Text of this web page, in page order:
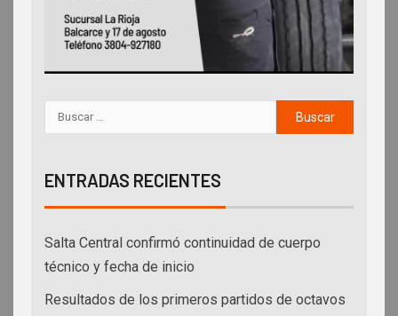
ENTRADAS RECIENTES
Salta Central confirmó continuidad de cuerpo
técnico y fecha de inicio
Resultados de los primeros partidos de octavos